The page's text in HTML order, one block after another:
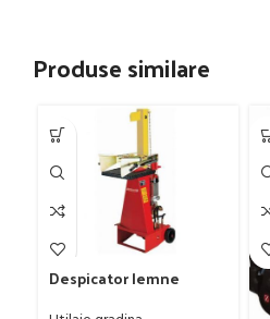
Produse similare
Despicator lemne